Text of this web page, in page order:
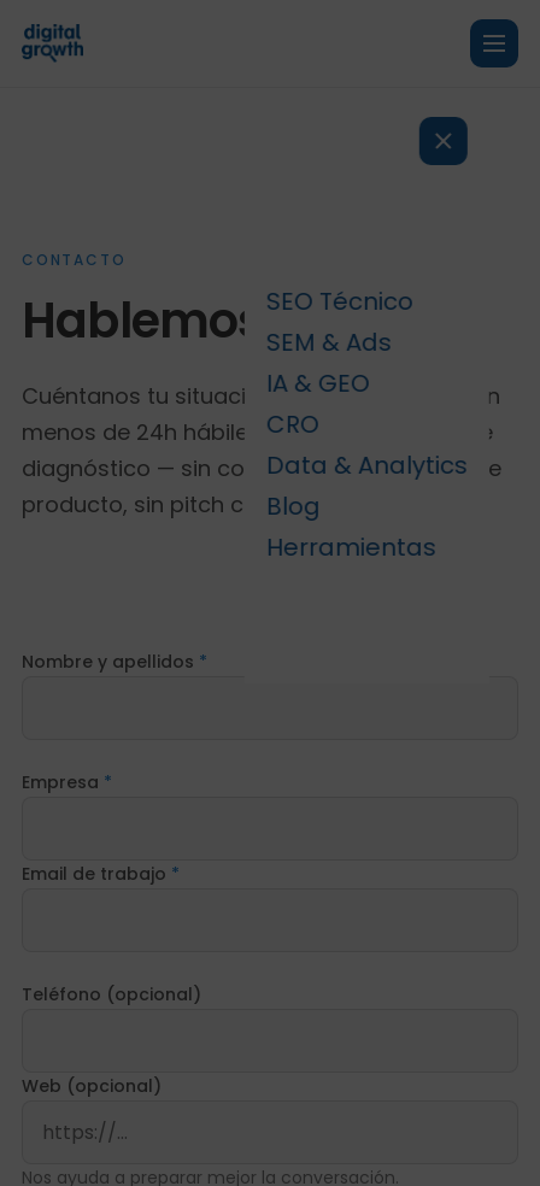
SEO Técnico
SEM & Ads
IA & GEO
CRO
Data & Analytics
Blog
Herramientas
CONTACTO
Hablemos.
Cuéntanos tu situación. Te respondemos en
menos de 24h hábiles. La primera call es de
diagnóstico — sin compromiso, sin demo de
producto, sin pitch comercial.
Nombre y apellidos
Empresa
Email de trabajo
Teléfono (opcional)
Web (opcional)
Nos ayuda a preparar mejor la conversación.